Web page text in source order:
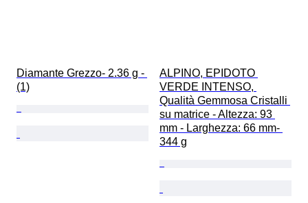
Diamante Grezzo- 2.36 g -
(1)
ALPINO, EPIDOTO
VERDE INTENSO,
Qualità Gemmosa Cristalli
su matrice - Altezza: 93
mm - Larghezza: 66 mm-
344 g